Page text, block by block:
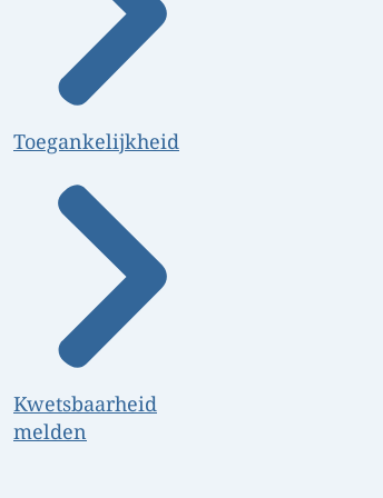
Toegankelijkheid
Kwetsbaarheid
melden